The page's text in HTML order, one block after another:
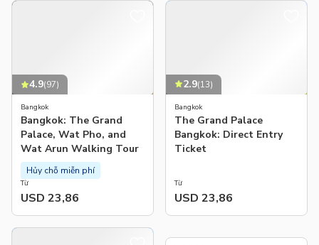
4.9(97)
Bangkok
Bangkok: The Grand
Palace, Wat Pho, and
Wat Arun Walking Tour
Từ
USD 23,86
Hủy chỗ miễn phí
2.9(13)
Bangkok
The Grand Palace
Bangkok: Direct Entry
Ticket
Từ
USD 23,86